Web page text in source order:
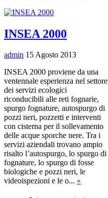
INSEA 2000
admin 15 Agosto 2013
INSEA 2000 proviene da una
ventennale esperienza nel settore
dei servizi ecologici
riconducibili alle reti fognarie,
spurgo fognature, autospurgo di
pozzi neri, pozzetti e interventi
con cisterna per il sollevamento
delle acque sporche nere. Tra i
servizi aziendali trovano ampio
risalto l’autospurgo, lo spurgo di
fognature, lo spurgo di fosse
biologiche e pozzi neri, le
videoispezioni e le o... »